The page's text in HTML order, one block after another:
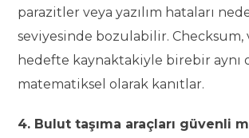
parazitler veya yazılım hataları
seviyesinde bozulabilir. Checksum,
hedefte kaynaktakiyle birebir aynı
matematiksel olarak kanıtlar.
4. Bulut taşıma araçları güvenli